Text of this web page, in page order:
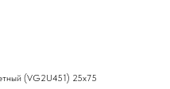
(VG2U451) 25x75